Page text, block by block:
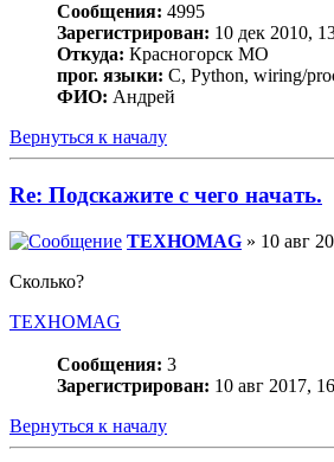
Сообщения: 4995
Зарегистрирован: 10 дек 2010,
Откуда: Красногорск МО
прог. языки: C, Python, wiring/
ФИО: Андрей
Вернуться к началу
Re: Подскажите с чего начать.
TEXHOMAG » 10 авг
Сколько?
TEXHOMAG
Сообщения: 3
Зарегистрирован: 10 авг 2017,
Вернуться к началу